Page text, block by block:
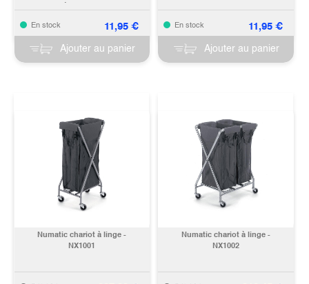
En stock 11,95€
Ajouter au panier
En stock 11,95€
Ajouter au panier
Numatic chariot à linge -
NX1001
Numatic chariot à linge -
NX1002